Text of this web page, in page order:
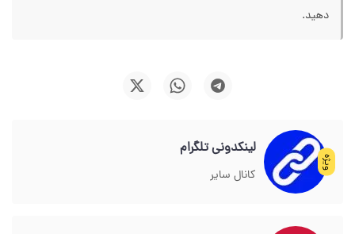
دهید.
ویژه
لینکدونی تلگرام
کانال سایر